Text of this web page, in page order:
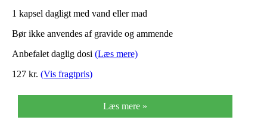
1 kapsel dagligt med vand eller mad
Bør ikke anvendes af gravide og ammende
Anbefalet daglig dosi (Læs mere)
127 kr. (Vis fragtpris)
Læs mere »